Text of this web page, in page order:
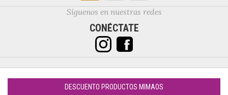
Síguenos en nuestras redes
CONÉCTATE
DESCUENTO PRODUCTOS MIMAOS